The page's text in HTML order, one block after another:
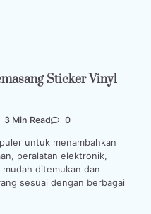
Sticker Vinyl
3 Min Read 0
untuk menambahkan
peralatan elektronik,
ditemukan dan
sesuai dengan berbagai